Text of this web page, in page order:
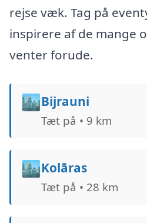
rejse væk. Tag på
inspirere af de mange
venter forude.
🏙️Bijrauni
Tæt på • 9 km
🏙️Kolāras
Tæt på • 28 km